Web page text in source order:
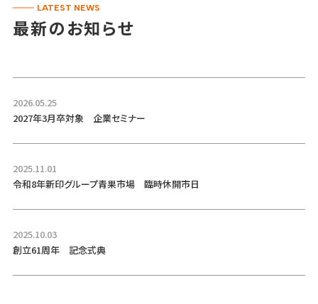
LATEST NEWS
最新のお知らせ
2026.05.25
2027年3月卒対象 企業セミナー
2025.11.01
令和8年新印グループ青果市場 臨時休開市日
2025.10.03
創立61周年 記念式典